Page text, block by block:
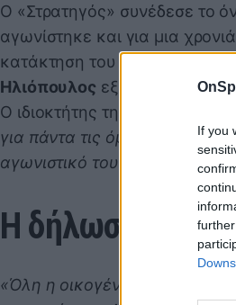
If you
Ο «Στρατηγός» συνέδεσε το
αγωνίστηκε και για μια
κατάκτηση του
Ηλιόπουλος εξέφρασαν τα
Ο ιδιοκτήτης της
για πάντα τις όμορφες
αγωνιστικό του Πάθος, τις
Η δήλωση του
«Όλη η οικογένεια της ΑΕΚ